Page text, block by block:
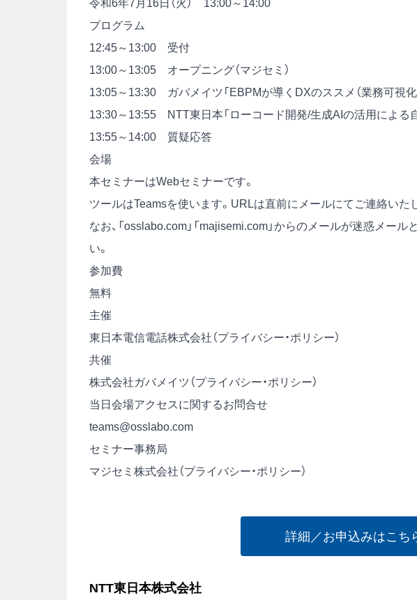
令和6年7月16日（火） 13:00～14:00
プログラム
12:45～13:00 受付
13:00～13:05 オープニング（マジセミ）
13:05～13:30 ガバメイツ「EBPMが導くDXのススメ（業務可視化
13:30～13:55 NTT東日本「ローコード開発/生成AIの活用による
13:55～14:00 質疑応答
会場
本セミナーはWebセミナーです。
ツールはTeamsを使います。URLは直前にメールにてご連絡いた
なお、「osslabo.com」「majisemi.com」からのメールが迷惑メー
い。
参加費
無料
主催
東日本電信電話株式会社（プライバシー・ポリシー）
共催
株式会社ガバメイツ（プライバシー・ポリシー）
当日会場アクセスに関するお問合せ
teams@osslabo.com
セミナー事務局
マジセミ株式会社（プライバシー・ポリシー）
詳細／お申込みはこち
NTT東日本株式会社